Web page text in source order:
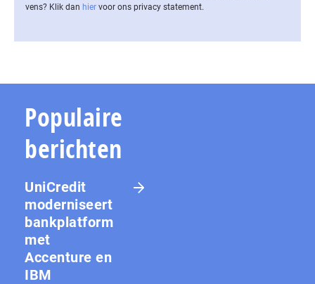
vens? Klik dan hier voor ons privacy statement.
Populaire
berichten
UniCredit
moderniseert
bankplatform
met
Accenture en
IBM